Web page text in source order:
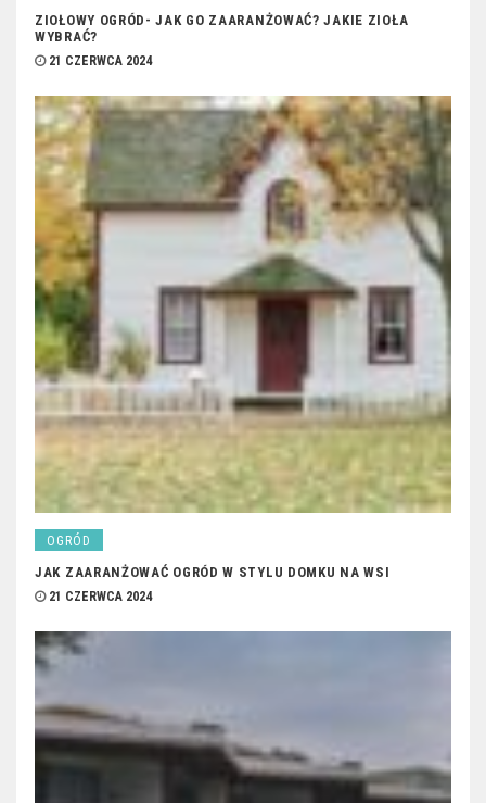
ZIOŁOWY OGRÓD- JAK GO ZAARANŻOWAĆ? JAKIE ZIOŁA
WYBRAĆ?
21 CZERWCA 2024
OGRÓD
JAK ZAARANŻOWAĆ OGRÓD W STYLU DOMKU NA WSI
21 CZERWCA 2024